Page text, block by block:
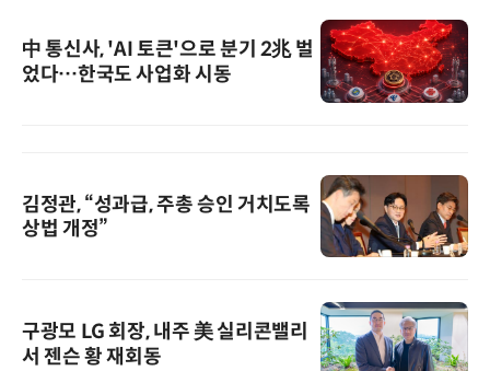
中 통신사, 'AI 토큰'으로 분기 2兆 벌
었다…한국도 사업화 시동
김정관, “성과급, 주총 승인 거치도록
상법 개정”
구광모 LG 회장, 내주 美 실리콘밸리
서 젠슨 황 재회동